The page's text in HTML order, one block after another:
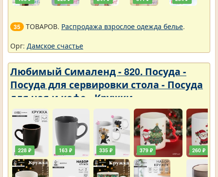
35 ТОВАРОВ. Распродажа взрослое одежда белье.
Орг: Дамское счастье
Любимый Сималенд - 820. Посуда -
Посуда для сервировки стола - Посуда
для чая и кофе - Кружки
228 ₽ 163 ₽ 335 ₽ 379 ₽ 260 ₽